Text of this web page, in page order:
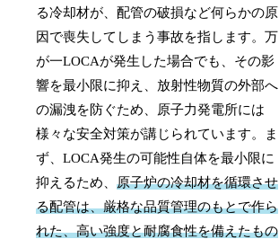
る冷却材が、配管の破損など何らかの原
因で喪失してしまう事故を指します。万
が一LOCAが発生した場合でも、その影
響を最小限に抑え、放射性物質の外部へ
の漏洩を防ぐため、原子力発電所には
様々な安全対策が講じられています。ま
ず、LOCA発生の可能性自体を最小限に
抑えるため、原子炉の冷却材を循環させ
る配管は、厳格な品質管理のもとで作ら
れた、高い強度と耐腐食性を備えたもの